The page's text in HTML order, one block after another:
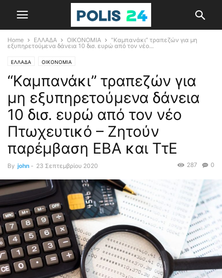
Home ΕΛΛΑΔΑ ΟΙΚΟΝΟΜΙΑ
“Καμπανάκι” τραπεζών για μη
εξυπηρετούμενα δάνεια 10 δισ. ευρώ από τον νέο...
ΕΛΛΑΔΑ ΟΙΚΟΝΟΜΙΑ
“Καμπανάκι” τραπεζών για
μη εξυπηρετούμενα δάνεια
10 δισ. ευρώ από τον νέο
Πτωχευτικό – Ζητούν
παρέμβαση EBA και ΤτΕ
By john - 23 Σεπτεμβρίου 2020 0
287